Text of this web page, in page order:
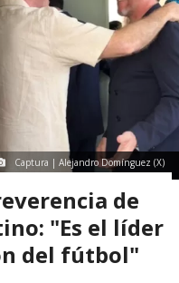
Captura | Alejandro Domínguez (X)
de
"Es el líder
del fútbol"